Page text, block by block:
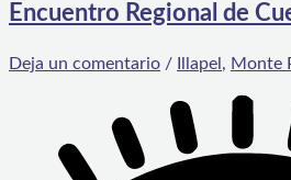
Encuentro Regional de
Deja un comentario / Illapel, Monte